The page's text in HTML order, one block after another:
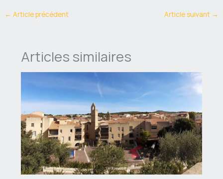
← Article précédent Article suivant →
Articles similaires